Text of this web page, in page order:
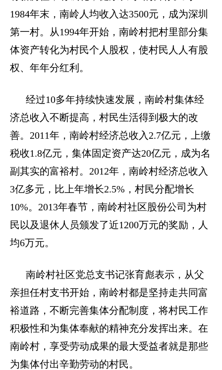
1984年末，南岭人均收入达3500元，成为深圳
第一村。从1994年开始，南岭村把村里部分集
体资产转化为村民个人股权，使村民人人有股
权、年年分红利。
经过10多年持续快速发展，南岭村集体经
济总收入不断提高，村民生活得到极大的改
善。 2011年，南岭村经济总收入 2.7亿元，上缴
税收1.8亿元，集体固定资产达20亿元，成为名
副其实的富裕村。 2012年，南岭村经济总收入
3亿多元，比上年增长2.5% ，村民分配增长
10%。 2013年春节，南岭村社区股份公司为村
民以及退休人员颁发了近1200万元的奖励，人
均6万元。
南岭村社区党总支书记张育彪表示，从父
亲担任村支书开始，南岭村都是坚持走共同富
裕道路，不断完善集体分配制度，将村民工作
积极性和为集体奉献的精神充分发挥出来。在
南岭村，享受劳动成果的最大受益者就是那些
为集体付出辛勤劳动的村民。